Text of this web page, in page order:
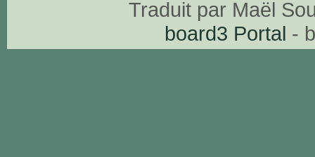
Traduit par Maël
board3 Portal -